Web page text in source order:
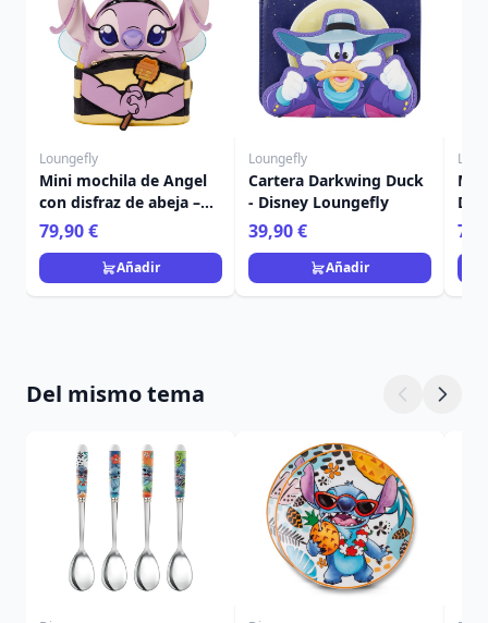
Loungefly
Mini mochila de Angel
con disfraz de abeja –
Disney Loungefly Lilo &
Stitch
79,90 €
Añadir
Loungefly
Cartera Darkwing Duck
- Disney Loungefly
39,90 €
Añadir
Del mismo tema